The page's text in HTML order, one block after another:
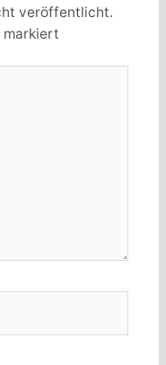
veröffentlicht.
markiert